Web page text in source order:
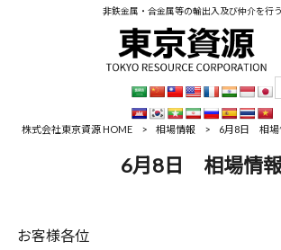
非鉄金属・合金属等の輸出入及び仲介を行
株式会社東京資源 HOME > 相場情報 > 6月8日 相場
6月8日 相場情
お客様各位